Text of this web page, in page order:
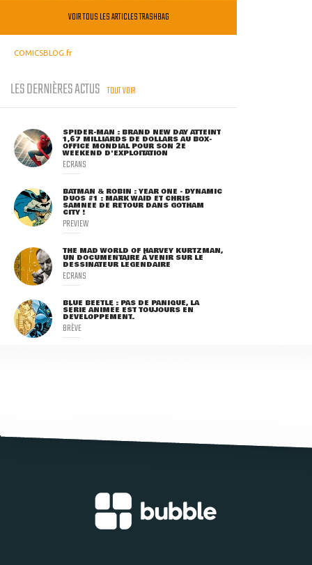
VOIR TOUS LES ARTICLES TRASHBAG
COMICSBLOG.fr
LES DERNIÈRES ACTUS TOUT VOIR
SPIDER-MAN : BRAND NEW DAY ATTEINT
1,67 MILLIARDS DE DOLLARS AU BOX-
OFFICE MONDIAL POUR SON 2E
WEEKEND D'EXPLOITATION
ECRANS
BATMAN & ROBIN : YEAR ONE - DYNAMIC
DUOS #1 : MARK WAID ET CHRIS
SAMNEE DE RETOUR DANS GOTHAM
CITY !
PREVIEW
THE MAD WORLD OF HARVEY KURTZMAN,
UN DOCUMENTAIRE À VENIR SUR LE
DESSINATEUR LÉGENDAIRE
ECRANS
BLUE BEETLE : PAS DE PANIQUE, LA
SÉRIE ANIMÉE EST TOUJOURS EN
DÉVELOPPEMENT.
BRÈVE